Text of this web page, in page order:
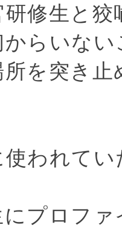
修生と狡
らいな
を突き
われて
プロフ